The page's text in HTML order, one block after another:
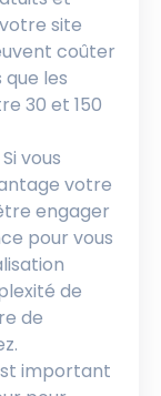
site
coûter
les
30 et 150
vous
votre
engager
pour vous
de
de
important